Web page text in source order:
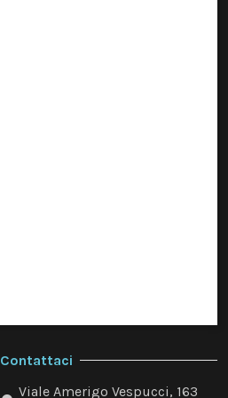
Contattaci
Viale Amerigo Vespucci, 163